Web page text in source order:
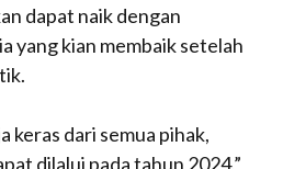
dapat naik dengan
yang kian membaik setelah
keras dari semua pihak,
dilalui pada tahun 2024,”